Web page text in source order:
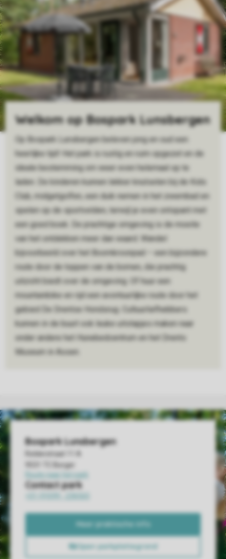
Welkom op Bospark Lunsbergen
Op Bospark Lunsbergen beleven jong en oud een
heerlijke tijd! Het park is rustig en ruim opgezet en de
ideale bestemming om weer even helemaal op te
laden. De kinderen kunnen lekker knutselen bij de Kids
Club, midgetgolfen, een duik nemen in het zwembad en
spelen op de sportvelden, terwijl je even ontspant met
een goed boek. De prachtige omgeving is de moeite
van het ontdekken meer dan waard. Wandel
bijvoorbeeld over het Boomkroonpad – een bijzondere
route door de toppen van de bomen, die prachtig
uitzicht biedt over de omgeving. Of huur een
mountainbike en rijd een avontuurlijke route door het
gebied De Drentse Hondsrug. Cultuurliefhebbers
kunnen in de buurt ook leuke uitstapjes maken naar
onder andere het Hunebedcentrum en het Drents
Museum in Assen.